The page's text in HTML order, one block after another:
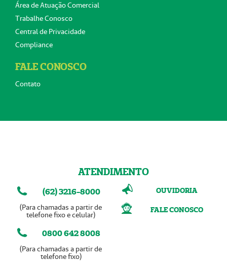
Área de Atuação Comercial
Trabalhe Conosco
Central de Privacidade
Compliance
FALE CONOSCO
Contato
ATENDIMENTO
(62) 3216-8000
(Para chamadas a partir de
telefone fixo e celular)
0800 642 8008
(Para chamadas a partir de
telefone fixo)
OUVIDORIA
FALE CONOSCO